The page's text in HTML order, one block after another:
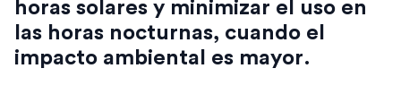
horas solares y minimizar el uso en
las horas nocturnas, cuando el
impacto ambiental es mayor.